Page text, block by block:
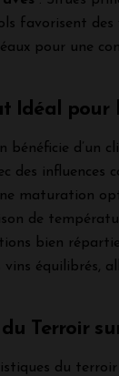
favorisent des
pour une
Idéal pour
bénéficie d’un
des influences
maturation
de
bien
vins équilibrés,
du Terroir
du